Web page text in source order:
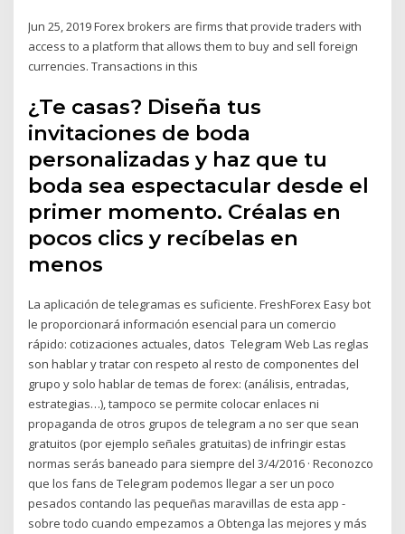
Jun 25, 2019 Forex brokers are firms that provide traders with
access to a platform that allows them to buy and sell foreign
currencies. Transactions in this
¿Te casas? Diseña tus
invitaciones de boda
personalizadas y haz que tu
boda sea espectacular desde el
primer momento. Créalas en
pocos clics y recíbelas en
menos
La aplicación de telegramas es suficiente. FreshForex Easy bot
le proporcionará información esencial para un comercio
rápido: cotizaciones actuales, datos Telegram Web Las reglas
son hablar y tratar con respeto al resto de componentes del
grupo y solo hablar de temas de forex: (análisis, entradas,
estrategias…), tampoco se permite colocar enlaces ni
propaganda de otros grupos de telegram a no ser que sean
gratuitos (por ejemplo señales gratuitas) de infringir estas
normas serás baneado para siempre del 3/4/2016 · Reconozco
que los fans de Telegram podemos llegar a ser un poco
pesados contando las pequeñas maravillas de esta app -
sobre todo cuando empezamos a Obtenga las mejores y más